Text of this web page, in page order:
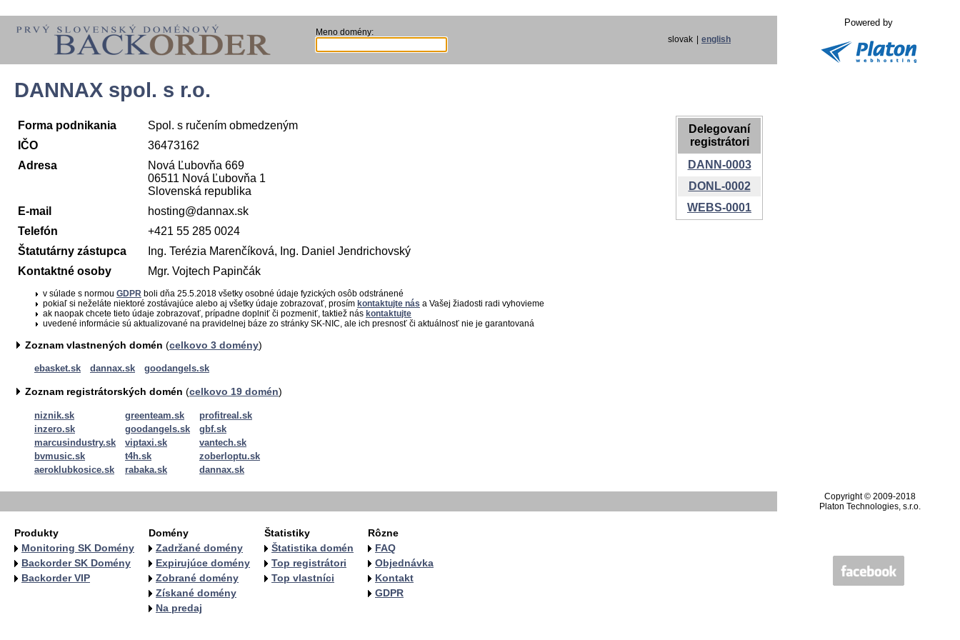
Meno domény:
slovak english
Powered by
DANNAX spol. s r.o.
Forma podnikania
Spol. s ručením obmedzeným
IČO
36473162
Adresa
Nová Ľubovňa 669
06511 Nová Ľubovňa 1
Slovenská republika
E-mail
hosting@dannax.sk
Telefón
+421 55 285 0024
Štatutárny zástupca
Ing. Terézia Marenčíková, Ing. Daniel Jendrichovský
Kontaktné osoby
Mgr. Vojtech Papinčák
v súlade s normou GDPR boli dňa 25.5.2018 všetky osobné údaje fyzických osôb odstránené
pokiaľ si neželáte niektoré zostávajúce alebo aj všetky údaje zobrazovať, prosím kontaktujte nás a Vašej žiadosti radi vyhovieme
ak naopak chcete tieto údaje zobrazovať, prípadne doplniť či pozmeniť, taktiež nás kontaktujte
uvedené informácie sú aktualizované na pravidelnej báze zo stránky SK-NIC, ale ich presnosť či aktuálnosť nie je garantovaná
Zoznam vlastnených domén (celkovo 3 domény)
ebasket.sk dannax.sk goodangels.sk
Zoznam registrátorských domén (celkovo 19 domén)
niznik.sk greenteam.sk
profitreal.sk
inzero.sk
goodangels.sk
gbf.sk
marcusindustry.sk
viptaxi.sk
vantech.sk
bvmusic.sk
t4h.sk
zoberloptu.sk
aeroklubkosice.sk
rabaka.sk dannax.sk
Delegovaní
registrátori
DANN-0003
DONL-0002
WEBS-0001
Copyright © 2009-2018
Platon Technologies, s.r.o.
Produkty
Monitoring SK Domény
Backorder SK Domény
Backorder VIP
Domény
Zadržané domény
Expirujúce domény
Zobrané domény
Získané domény
Na predaj
Štatistiky
Štatistika domén
Top registrátori
Top vlastníci
Rôzne
FAQ
Objednávka
Kontakt
GDPR